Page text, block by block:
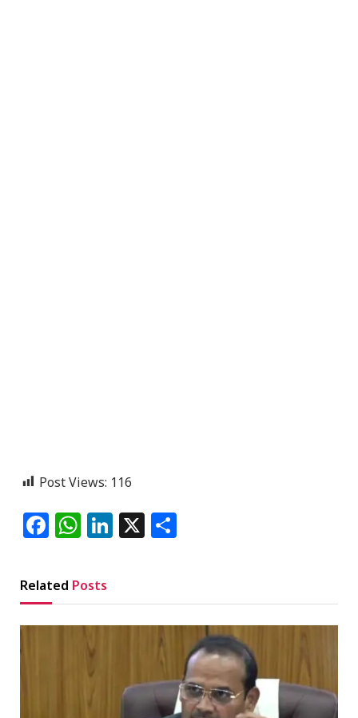
Post Views: 116
Facebook
WhatsApp
LinkedIn
X
Related Posts